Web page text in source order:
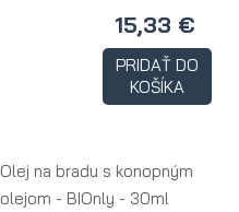
15,33 €
PRIDAŤ DO
KOŠÍKA
Olej na bradu s konopným
olejom - BIOnly - 30ml